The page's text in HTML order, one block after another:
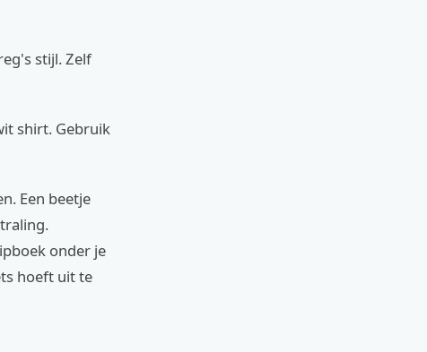
stijl. Zelf
shirt. Gebruik
Een beetje
onder je
hoeft uit te